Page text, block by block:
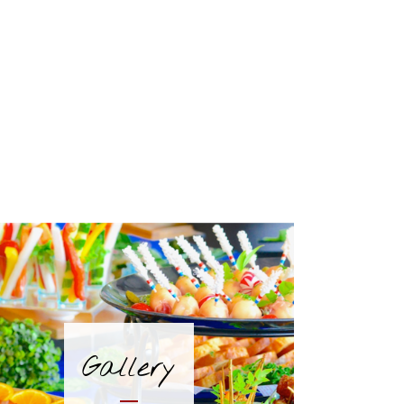
Gallery